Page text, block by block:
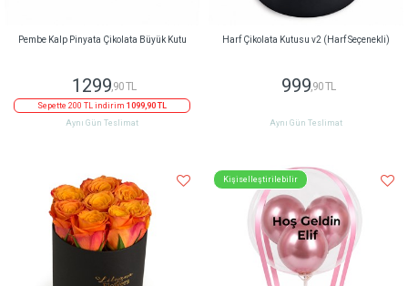
Pembe Kalp Pinyata Çikolata Büyük Kutu
1299,90 TL
Sepette 200 TL indirim 1099,90 TL
Aynı Gün Teslimat
Harf Çikolata Kutusu v2 (Harf Seçenekli)
999,90 TL
Aynı Gün Teslimat
Kişiselleştirilebilir